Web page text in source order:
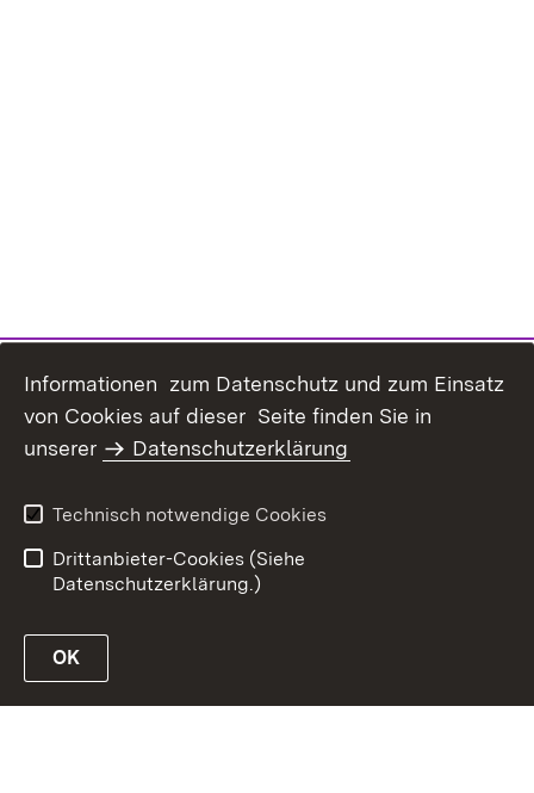
Informationen zum Datenschutz und zum Einsatz
von Cookies auf dieser Seite finden Sie in
unserer
Datenschutzerklärung
Technisch notwendige Cookies
Drittanbieter-Cookies (Siehe
Datenschutzerklärung.)
OK